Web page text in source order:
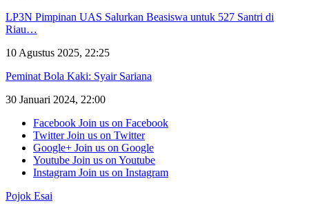
LP3N Pimpinan UAS Salurkan Beasiswa untuk 527 Santri di
Riau…
10 Agustus 2025, 22:25
Peminat Bola Kaki: Syair Sariana
30 Januari 2024, 22:00
Facebook Join us on Facebook
Twitter Join us on Twitter
Google+ Join us on Google
Youtube Join us on Youtube
Instagram Join us on Instagram
Pojok Esai